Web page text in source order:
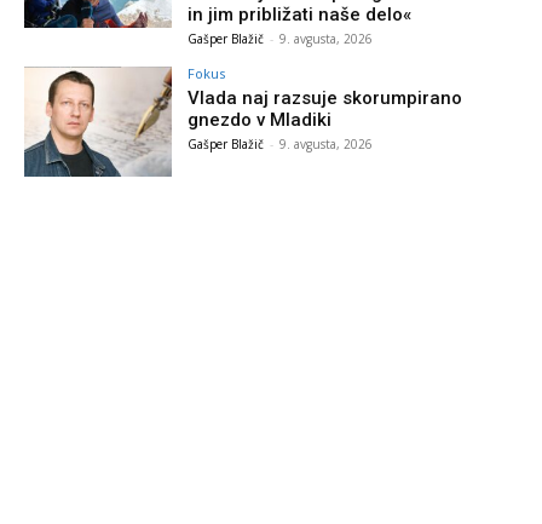
in jim približati naše delo«
Gašper Blažič - 9. avgusta, 2026
Fokus
Vlada naj razsuje skorumpirano
gnezdo v Mladiki
Gašper Blažič - 9. avgusta, 2026